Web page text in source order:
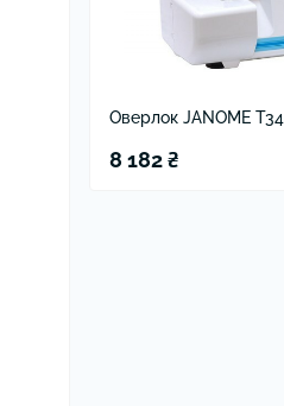
Оверлок JANOME T34
8 182 ₴